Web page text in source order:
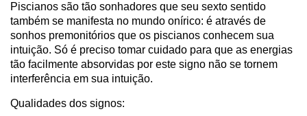
Piscianos são tão sonhadores que seu sexto sentido
também se manifesta no mundo onírico: é através de
sonhos premonitórios que os piscianos conhecem sua
intuição. Só é preciso tomar cuidado para que as energias
tão facilmente absorvidas por este signo não se tornem
interferência em sua intuição.
Qualidades dos signos: